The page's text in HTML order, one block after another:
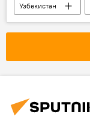
Узбекистан
Абдулазиз Камилов